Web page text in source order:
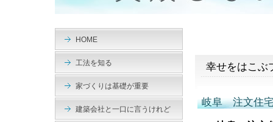
幸せをはこぶ
岐阜 注文住
HOME
工法を知る
家づくりは基礎が重要
建築会社と一口に言うけれど